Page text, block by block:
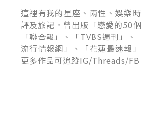
這裡有我的星座、兩性、娛樂
評及旅記。曾出版「戀愛的50
「聯合報」、「TVBS週刊」
流行情報網」、「花蓮最速報
更多作品可追蹤IG/Threads/FB